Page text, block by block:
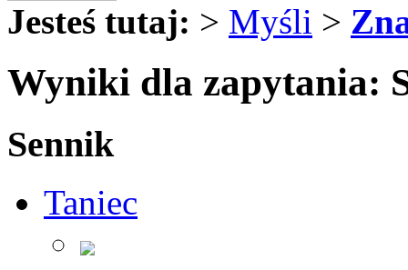
Jesteś tutaj: > Myśli >
Wyniki dla zapytania:
Sennik
Taniec